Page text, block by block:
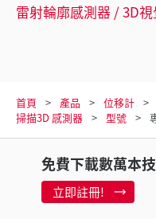
雷射輪廓感測器 / 3D
首頁 產品 位移計
掃描3D 感測器
型號
免費下載數萬本
立即註冊!